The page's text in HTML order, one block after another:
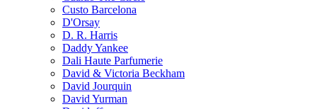
Custo Barcelona
D'Orsay
D. R. Harris
Daddy Yankee
Dali Haute Parfumerie
David & Victoria Beckham
David Jourquin
David Yurman